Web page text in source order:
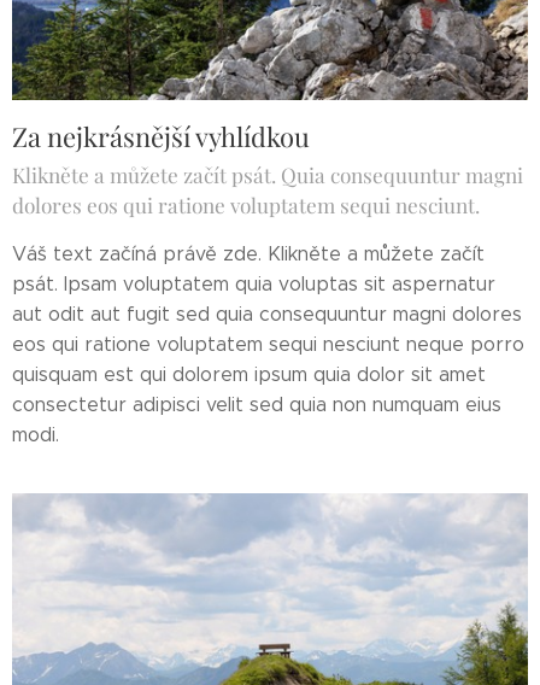
Za nejkrásnější vyhlídkou
Klikněte a můžete začít psát. Quia consequuntur magni
dolores eos qui ratione voluptatem sequi nesciunt.
Váš text začíná právě zde. Klikněte a můžete začít
psát. Ipsam voluptatem quia voluptas sit aspernatur
aut odit aut fugit sed quia consequuntur magni dolores
eos qui ratione voluptatem sequi nesciunt neque porro
quisquam est qui dolorem ipsum quia dolor sit amet
consectetur adipisci velit sed quia non numquam eius
modi.